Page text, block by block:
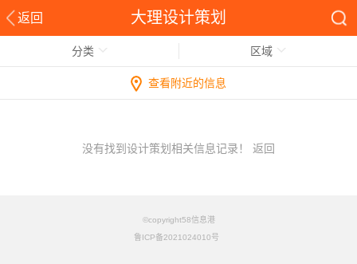
返回 大理设计策划
分类 区域
查看附近的信息
没有找到设计策划相关信息记录！ 返回
©copyright58信息港
鲁ICP备2021024010号